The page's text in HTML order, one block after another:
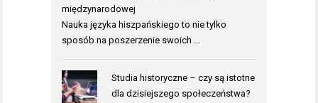
międzynarodowej
Nauka języka hiszpańskiego to nie tylko
sposób na poszerzenie swoich …
Studia historyczne – czy są istotne
dla dzisiejszego społeczeństwa?